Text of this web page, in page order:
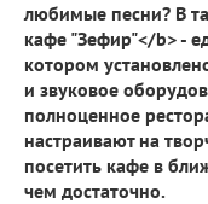
любимые песни? В
кафе "Зефир"</b> -
котором
и звуковое
полноценное
настраивают на
посетить кафе в
чем достаточно.